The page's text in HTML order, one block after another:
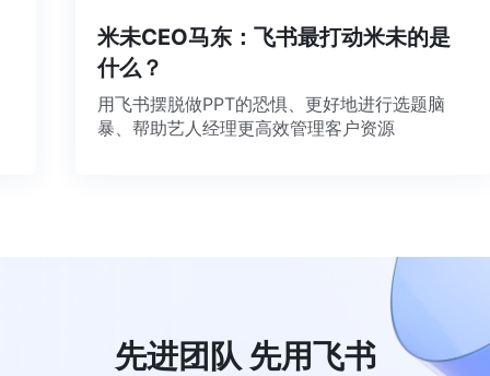
米未CEO马东：飞书最打动米未的是
什么？
用飞书摆脱做PPT的恐惧、更好地进行选题脑
暴、帮助艺人经理更高效管理客户资源
先进团队 先用飞书